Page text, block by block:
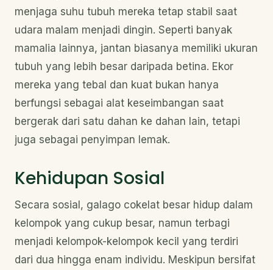
menjaga suhu tubuh mereka tetap stabil saat
udara malam menjadi dingin. Seperti banyak
mamalia lainnya, jantan biasanya memiliki ukuran
tubuh yang lebih besar daripada betina. Ekor
mereka yang tebal dan kuat bukan hanya
berfungsi sebagai alat keseimbangan saat
bergerak dari satu dahan ke dahan lain, tetapi
juga sebagai penyimpan lemak.
Kehidupan Sosial
Secara sosial, galago cokelat besar hidup dalam
kelompok yang cukup besar, namun terbagi
menjadi kelompok-kelompok kecil yang terdiri
dari dua hingga enam individu. Meskipun bersifat